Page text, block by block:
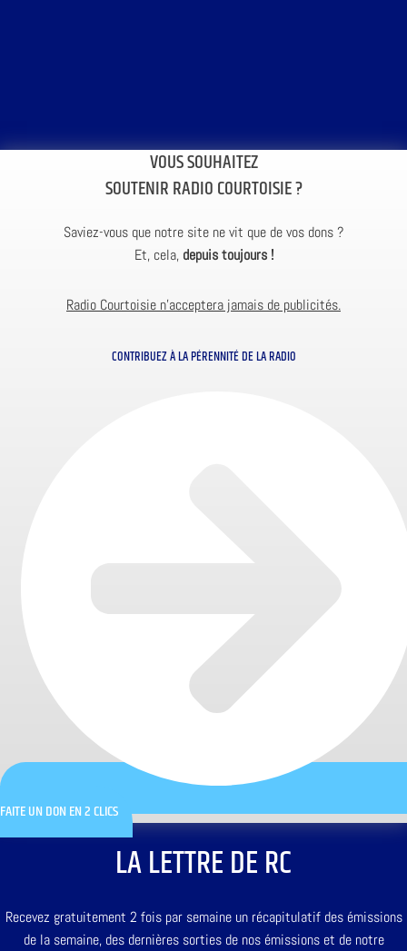
VOUS SOUHAITEZ
SOUTENIR RADIO COURTOISIE ?
Saviez-vous que notre site ne vit que de vos dons ?
Et, cela, depuis toujours !
Radio Courtoisie n’acceptera jamais de publicités.
CONTRIBUEZ À LA PÉRENNITÉ DE LA RADIO
FAITE UN DON EN 2 CLICS
LA LETTRE DE RC
Recevez gratuitement 2 fois par semaine un récapitulatif des émissions
de la semaine, des dernières sorties de nos émissions et de notre